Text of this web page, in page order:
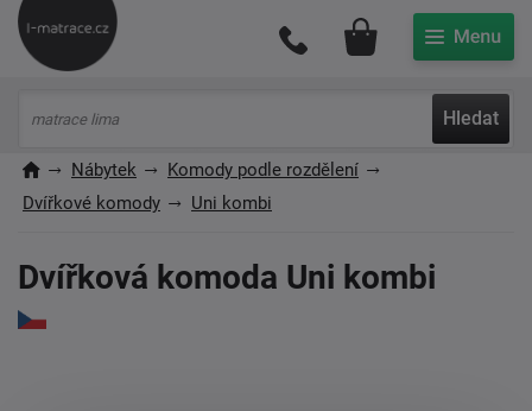
Hledat
Můj účet
Nábytek
Komody podle rozdělení
Dvířkové komody
Uni kombi
Dvířková komoda Uni kombi